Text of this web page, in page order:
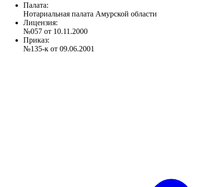
Палата:
Нотариальная палата Амурской области
Лицензия:
№057 от 10.11.2000
Приказ:
№135-к от 09.06.2001